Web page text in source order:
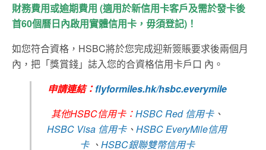
財務費用或逾期費用 (適用於新信用卡客戶及需於發卡後
首60個曆日內啟用實體信用卡 ，毋須登記)！
如您符合資格，HSBC將於您完成迎新簽賬要求後兩個月
內，把「獎賞錢」誌入您的合資格信用卡戶口 內。
申請連結：flyformiles.hk/hsbc.everymile
其他HSBC信用卡：HSBC Red 信用卡、
HSBC Visa 信用卡、HSBC EveryMile信用
卡 、HSBC銀聯雙幣信用卡